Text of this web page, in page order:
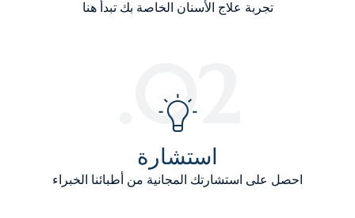
تجربة علاج الأسنان الخاصة بك تبدأ هنا
02.
استشارة
احصل على استشارتك المجانية من أطبائنا الخبراء